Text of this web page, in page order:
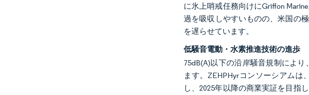
に氷上哨戒任務向けにGriffon
過を吸収しやすいものの、米国の
を遅らせています。
低騒音電動・水素推進技術の進歩
75dB(A)以下の沿岸騒音規制によ
ます。ZEHPHyrコンソーシアム
し、2025年以降の商業実証を目指